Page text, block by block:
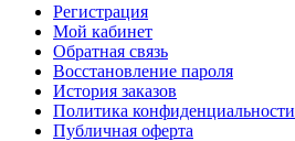
Регистрация
Мой кабинет
Обратная связь
Восстановление пароля
История заказов
Политика конфиденциальности
Публичная оферта